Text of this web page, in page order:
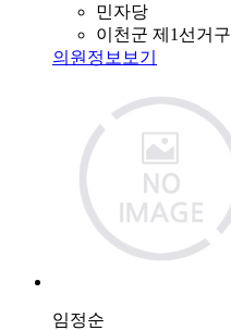
민자당
이천군 제1선거구
의원정보보기
임정순